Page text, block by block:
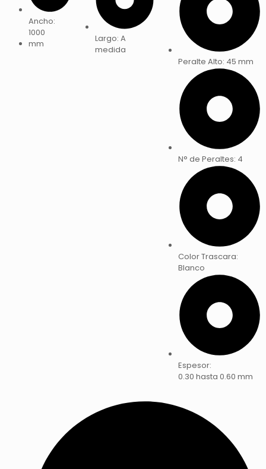
Ancho:
1000
mm
Largo: A
medida
Peralte Alto: 45 mm
N° de Peraltes: 4
Color Trascara:
Blanco
Espesor:
0.30 hasta 0.60 mm